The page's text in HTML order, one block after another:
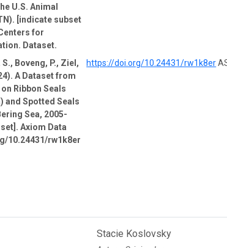
U.S. Animal
[indicate subset
for
Dataset.
Boveng, P., Ziel,
A Dataset from
Ribbon Seals
and Spotted Seals
Sea, 2005-
Axiom Data
10.24431/rw1k8er
https://doi.org/10.24431/rw1k8er
Stacie Koslovsky